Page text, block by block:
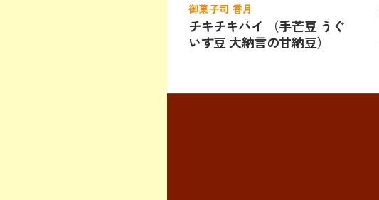
御菓子司 香月
チキチキパイ （手芒豆 うぐ
いす豆 大納言の甘納豆）